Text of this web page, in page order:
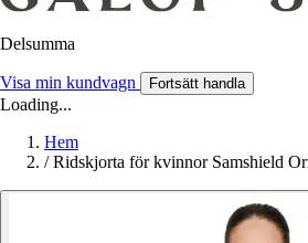
Delsumma
Visa min kundvagn Fortsätt handla
Loading...
Hem
/ Ridskjorta för kvinnor Samshield